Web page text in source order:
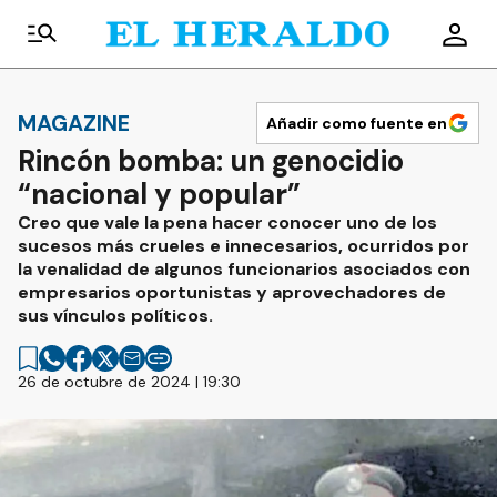
MAGAZINE Añadir como fuente en
Rincón bomba: un genocidio
“nacional y popular”
Creo que vale la pena hacer conocer uno de los
sucesos más crueles e innecesarios, ocurridos por
la venalidad de algunos funcionarios asociados con
empresarios oportunistas y aprovechadores de
sus vínculos políticos.
26 de octubre de 2024 | 19:30